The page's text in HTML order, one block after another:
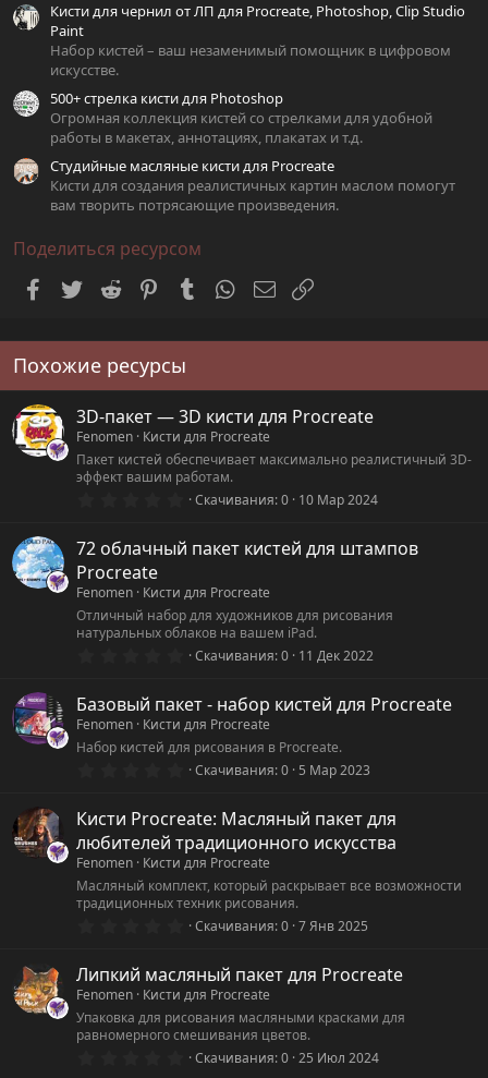
Кисти для чернил от ЛП для Procreate, Photoshop, Clip Studio
Paint
Набор кистей – ваш незаменимый помощник в цифровом
искусстве.
500+ стрелка кисти для Photoshop
Огромная коллекция кистей со стрелками для удобной
работы в макетах, аннотациях, плакатах и т.д.
Студийные масляные кисти для Procreate
Кисти для создания реалистичных картин маслом помогут
вам творить потрясающие произведения.
Поделиться ресурсом
Facebook
Twitter Reddit PinterestTumblrWhatsAppЭлектронная почта
Похожие ресурсы
3D-пакет — 3D кисти для Procreate
Fenomen Кисти для Procreate
Пакет кистей обеспечивает максимально реалистичный 3D-
эффект вашим работам.
0
0
з
ё
з
д
Скачивания 0 10 Мар 2024
72 облачный пакет кистей для штампов
Procreate
Fenomen Кисти для Procreate
Отличный набор для художников для рисования
натуральных облаков на вашем iPad.
0
0
з
в
ё
д
Скачивания 0 11 Дек 2022
Базовый пакет - набор кистей для Procreate
Fenomen Кисти для Procreate
Набор кистей для рисования в Procreate.
0
0
з
в
ё
з
д
Скачивания 0 5 Мар 2023
Кисти Procreate: Масляный пакет для
любителей традиционного искусства
Fenomen Кисти для Procreate
Масляный комплект, который раскрывает все возможности
традиционных техник рисования.
0
0
з
в
ё
з
Скачивания 0 7 Янв 2025
Липкий масляный пакет для Procreate
Fenomen Кисти для Procreate
Упаковка для рисования масляными красками для
равномерного смешивания цветов.
0Скачивания 0 25 Июл 2024